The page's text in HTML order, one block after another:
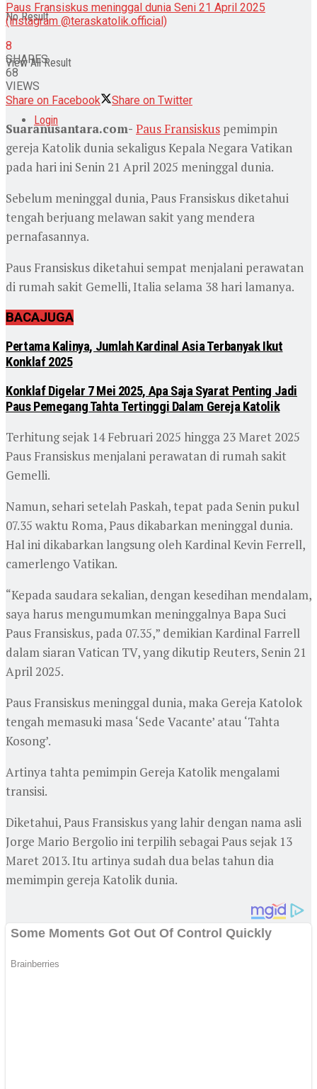
No Result
View All Result
Login
Paus Fransiskus meninggal dunia Seni 21 April 2025
(instagram @teraskatolik.official)
8
SHARES
68
VIEWS
Share on Facebook
Share on Twitter
Suaranusantara.com- Paus Fransiskus pemimpin
gereja Katolik dunia sekaligus Kepala Negara Vatikan
pada hari ini Senin 21 April 2025 meninggal dunia.
Sebelum meninggal dunia, Paus Fransiskus diketahui
tengah berjuang melawan sakit yang mendera
pernafasannya.
Paus Fransiskus diketahui sempat menjalani perawatan
di rumah sakit Gemelli, Italia selama 38 hari lamanya.
BACAJUGA
Pertama Kalinya, Jumlah Kardinal Asia Terbanyak Ikut
Konklaf 2025
Konklaf Digelar 7 Mei 2025, Apa Saja Syarat Penting Jadi
Paus Pemegang Tahta Tertinggi Dalam Gereja Katolik
Terhitung sejak 14 Februari 2025 hingga 23 Maret 2025
Paus Fransiskus menjalani perawatan di rumah sakit
Gemelli.
Namun, sehari setelah Paskah, tepat pada Senin pukul
07.35 waktu Roma, Paus dikabarkan meninggal dunia.
Hal ini dikabarkan langsung oleh Kardinal Kevin Ferrell,
camerlengo Vatikan.
“Kepada saudara sekalian, dengan kesedihan mendalam,
saya harus mengumumkan meninggalnya Bapa Suci
Paus Fransiskus, pada 07.35,” demikian Kardinal Farrell
dalam siaran Vatican TV, yang dikutip Reuters, Senin 21
April 2025.
Paus Fransiskus meninggal dunia, maka Gereja Katolok
tengah memasuki masa ‘Sede Vacante’ atau ‘Tahta
Kosong’.
Artinya tahta pemimpin Gereja Katolik mengalami
transisi.
Diketahui, Paus Fransiskus yang lahir dengan nama asli
Jorge Mario Bergolio ini terpilih sebagai Paus sejak 13
Maret 2013. Itu artinya sudah dua belas tahun dia
memimpin gereja Katolik dunia.